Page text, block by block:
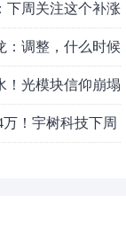
下周关注这个补涨
：调整，什么时候
！光模块信仰崩塌
！宇树科技下周